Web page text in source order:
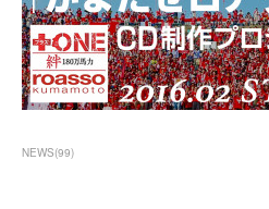
NEWS(99)